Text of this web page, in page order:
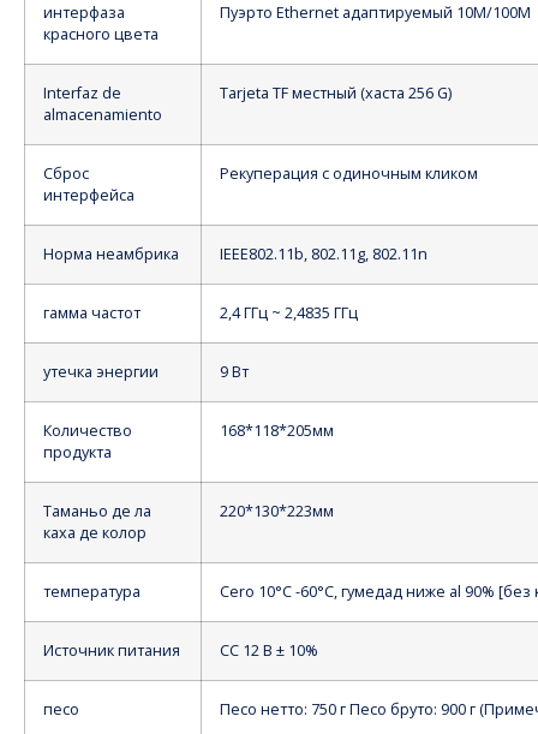
интерфаза
красного цвета
Пуэрто Ethernet адаптируемый 10M/100M
Interfaz de
almacenamiento
Tarjeta TF местный (хаста 256 G)
Сброс
интерфейса
Рекуперация с одиночным кликом
Норма неамбрика IEEE802.11b, 802.11g, 802.11n
гамма частот 2,4 ГГц ~ 2,4835 ГГц
утечка энергии 9 Вт
Количество
продукта
168*118*205мм
Таманьо де ла
каха де колор
220*130*223мм
температура Cero 10°C -60°C, гумедад ниже al 90%
Источник питания СС 12 В ± 10%
песо Песо нетто: 750 г Песо бруто: 900 г